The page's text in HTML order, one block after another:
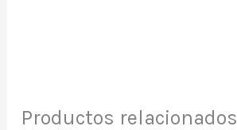
Productos relacionados